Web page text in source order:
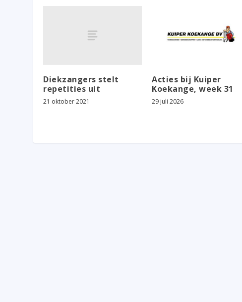
Diekzangers stelt
repetities uit
21 oktober 2021
Acties bij Kuiper
Koekange, week 31
29 juli 2026